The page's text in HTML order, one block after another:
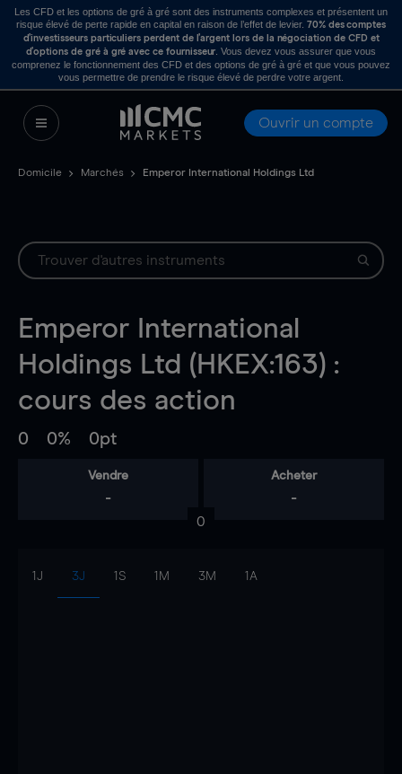
Les CFD et les options de gré à gré sont des instruments complexes et présentent un
risque élevé de perte rapide en capital en raison de l’effet de levier. 70% des comptes
d’investisseurs particuliers perdent de l’argent lors de la négociation de CFD et
d’options de gré à gré avec ce fournisseur . Vous devez vous assurer que vous
comprenez le fonctionnement des CFD et des options de gré à gré et que vous pouvez
vous permettre de prendre le risque élevé de perdre votre argent.
Ouvrir un compte
Domicile Marchés Emperor International Holdings Ltd
Emperor International
Holdings Ltd (HKEX:163) :
cours des action
0 0% 0pt
Vendre
-
Acheter
-
0
1J 3J 1S 1M 3M 1A